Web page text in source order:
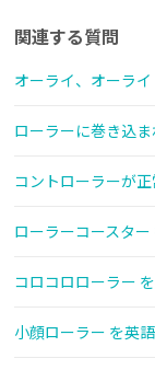
関連する質問
オーライ、オーラ
ローラーに巻き込
コントローラーが
ローラーコースタ
コロコロローラー
小顔ローラー を英